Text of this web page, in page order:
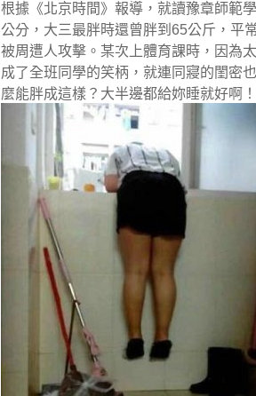
根據《北京時間》報導，就讀豫章師範
公分，大三最胖時還曾胖到65公斤，平
被周遭人攻擊。 某次上體育課時，因為
成了全班同學的笑柄 ，就連 同寢的閨密
麼能胖成這樣？大半邊都給妳睡就好啊！